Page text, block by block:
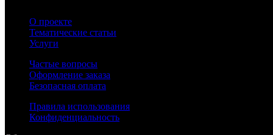
О проекте
Тематические статьи
Услуги
Частые вопросы
Оформление заказа
Безопасная оплата
Правила использования
Конфиденциальность